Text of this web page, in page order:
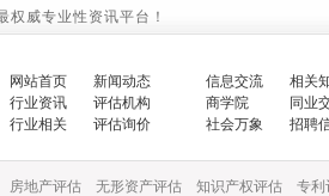
权威专业性资讯平台！
网站首页
新闻动态
行业资讯
评估机构
行业相关
评估询价
信息交流
相关
商学院
同业
社会万象
招聘
房地产评估 无形资产评估 知识产权评估 专利